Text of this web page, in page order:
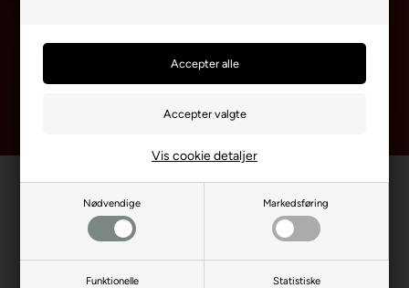
Nødvendige Markedsføring
Funktionelle Statistiske
Vis cookie detaljer
afmelde mig igen.
Læs mere i vores samtykkeerklæring for